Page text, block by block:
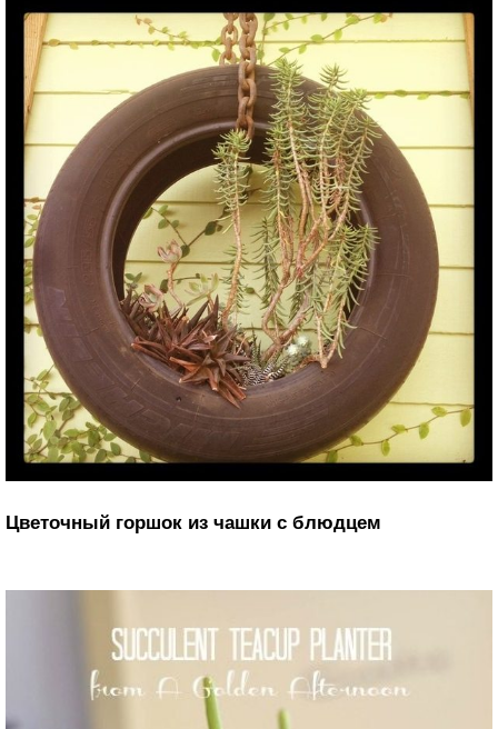
Цветочный горшок из чашки с блюдцем